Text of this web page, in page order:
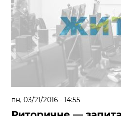
пн, 03/21/2016 - 14:55